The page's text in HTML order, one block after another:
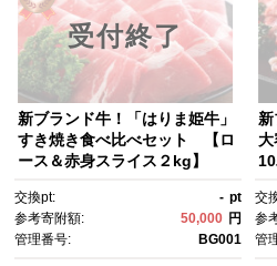
受付終了
新ブランド牛！「はりま姫牛」
すき焼き食べ比べセット 【ロ
ース＆赤身スライス２kg】
交換pt: - pt
参考寄附額:
50,000 円
管理番号:
BG001
新
交
参
管